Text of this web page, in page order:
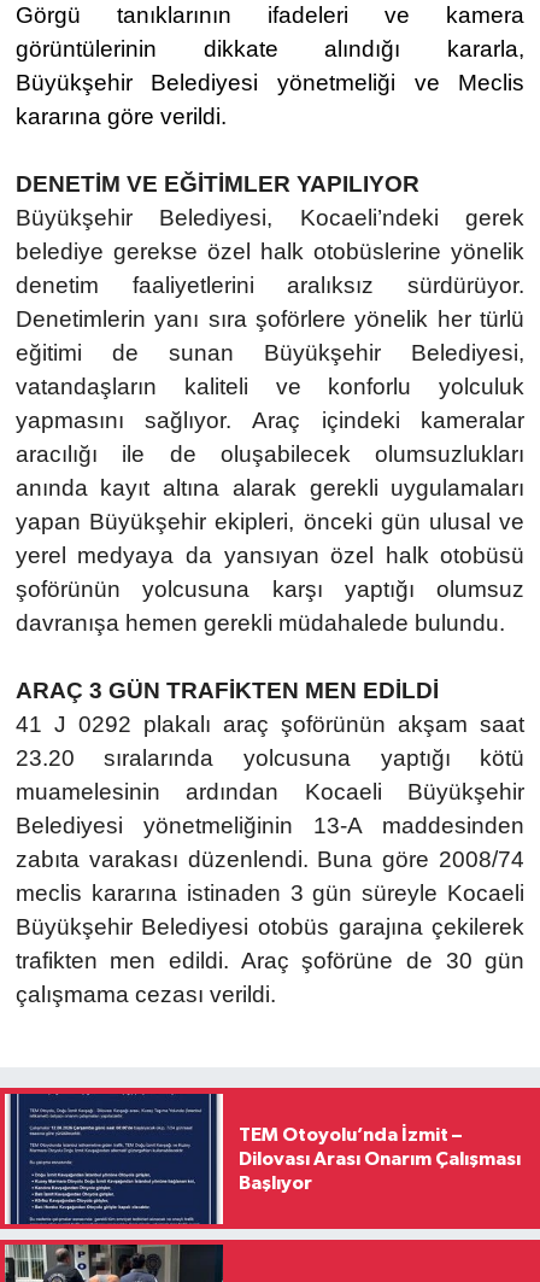
Görgü tanıklarının ifadeleri ve kamera
görüntülerinin dikkate alındığı kararla,
Büyükşehir Belediyesi yönetmeliği ve Meclis
kararına göre verildi.
DENETİM VE EĞİTİMLER YAPILIYOR
Büyükşehir Belediyesi, Kocaeli’ndeki gerek
belediye gerekse özel halk otobüslerine yönelik
denetim faaliyetlerini aralıksız sürdürüyor.
Denetimlerin yanı sıra şoförlere yönelik her türlü
eğitimi de sunan Büyükşehir Belediyesi,
vatandaşların kaliteli ve konforlu yolculuk
yapmasını sağlıyor. Araç içindeki kameralar
aracılığı ile de oluşabilecek olumsuzlukları
anında kayıt altına alarak gerekli uygulamaları
yapan Büyükşehir ekipleri, önceki gün ulusal ve
yerel medyaya da yansıyan özel halk otobüsü
şoförünün yolcusuna karşı yaptığı olumsuz
davranışa hemen gerekli müdahalede bulundu.
ARAÇ 3 GÜN TRAFİKTEN MEN EDİLDİ
41 J 0292 plakalı araç şoförünün akşam saat
23.20 sıralarında yolcusuna yaptığı kötü
muamelesinin ardından Kocaeli Büyükşehir
Belediyesi yönetmeliğinin 13-A maddesinden
zabıta varakası düzenlendi. Buna göre 2008/74
meclis kararına istinaden 3 gün süreyle Kocaeli
Büyükşehir Belediyesi otobüs garajına çekilerek
trafikten men edildi. Araç şoförüne de 30 gün
çalışmama cezası verildi.
TEM Otoyolu’nda İzmit –
Dilovası Arası Onarım Çalışması
Başlıyor